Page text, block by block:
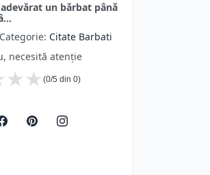
un bărbat până
Citate Barbati
necesită atenție
★
★ (0/5 din 0)